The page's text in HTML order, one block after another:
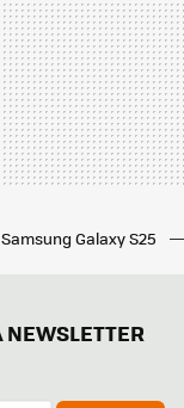
Samsung Galaxy S25